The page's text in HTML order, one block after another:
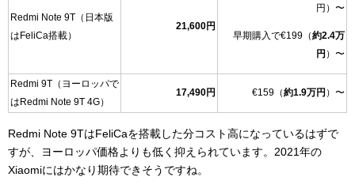
Redmi Note 9T（日本版
はFeliCa搭載）
21,600円
円）〜
早期購入で€199（約2.4万
円 ）〜
Redmi 9T（ヨーロッパで
はRedmi Note 9T 4G）
17,490円 €159（約1.9万円 ）〜
Redmi Note 9TはFeliCaを搭載した分コスト高になっているはずで
すが、ヨーロッパ価格よりも低く抑えられています。2021年の
Xiaomiにはかなり期待できそうですね。